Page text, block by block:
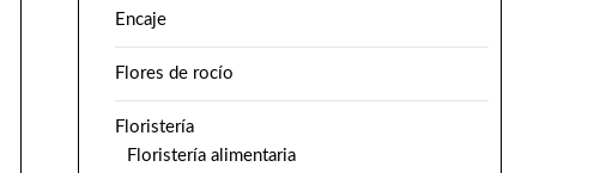
Encaje
Flores de rocío
Floristería
Floristería alimentaria